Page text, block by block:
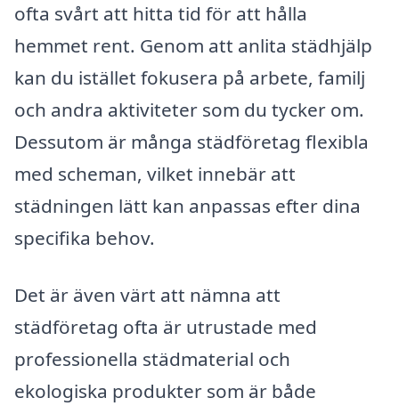
ofta svårt att hitta tid för att hålla
hemmet rent. Genom att anlita städhjälp
kan du istället fokusera på arbete, familj
och andra aktiviteter som du tycker om.
Dessutom är många städföretag flexibla
med scheman, vilket innebär att
städningen lätt kan anpassas efter dina
specifika behov.
Det är även värt att nämna att
städföretag ofta är utrustade med
professionella städmaterial och
ekologiska produkter som är både